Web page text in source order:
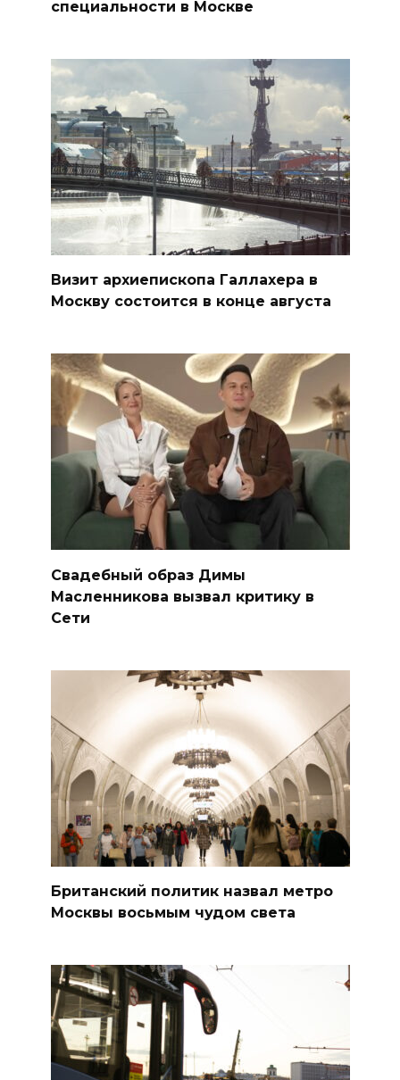
специальности в Москве
Визит архиепископа Галлахера в
Москву состоится в конце августа
Свадебный образ Димы
Масленникова вызвал критику в
Сети
Британский политик назвал метро
Москвы восьмым чудом света